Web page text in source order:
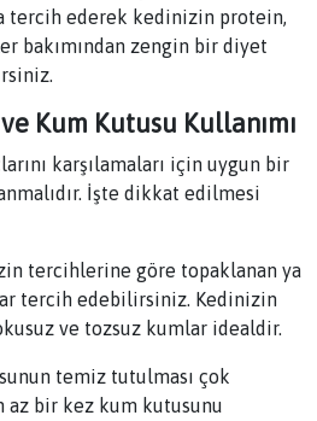
tercih ederek kedinizin protein,
bakımından zengin bir diyet
Kum Kutusu Kullanımı
karşılamaları için uygun bir
İşte dikkat edilmesi
tercihlerine göre topaklanan ya
tercih edebilirsiniz. Kedinizin
ve tozsuz kumlar idealdir.
temiz tutulması çok
az bir kez kum kutusunu